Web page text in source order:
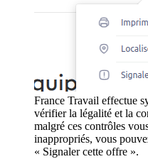
France Travail effectue
vérifier la légalité et la
malgré ces contrôles
inappropriés, vous
« Signaler cette offre ».